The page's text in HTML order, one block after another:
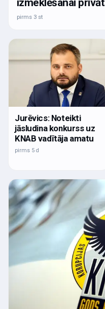
izmeklēšanai
pirms 3 st
Jurēvics: Noteikti
jāsludina konkurss uz
KNAB vadītāja amatu
pirms 5 d